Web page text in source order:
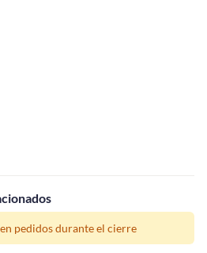
pedidos durante el cierre